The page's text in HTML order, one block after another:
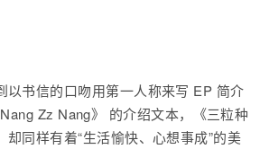
以书信的口吻用第一人称来写 EP 简介
Zz Nang》 的介绍文本，《三粒种
却同样有着“生活愉快、心想事成”的美